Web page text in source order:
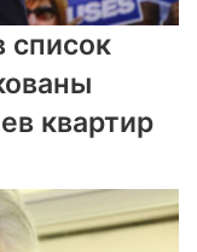
список
квартир